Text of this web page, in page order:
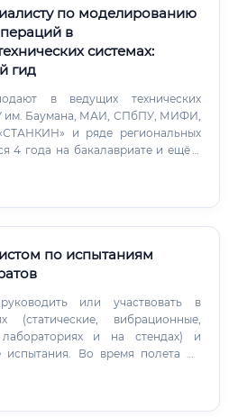
по моделированию
в
системах:
гид
в ведущих технических
им. Баумана, МАИ, СПбПУ, МИФИ,
и ряде региональных
4 года на бакалавриате и ещё 2
по испытаниям
или участвовать в
(статические, вибрационные,
и на стендах) и
испытания. Во время полета он
времени телеметрическую